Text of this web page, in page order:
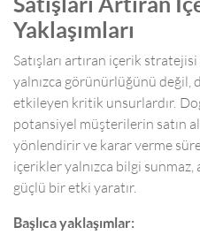
Yaklaşımları
Satışları artıran içerik
yalnızca görünürlüğünü değil,
etkileyen kritik unsurlardır.
potansiyel müşterilerin satın
yönlendirir ve karar verme
içerikler yalnızca bilgi sunmaz,
güçlü bir etki yaratır.
Başlıca yaklaşımlar: